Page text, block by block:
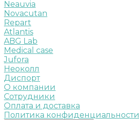
Neauvia
Novacutan
Repart
Atlantis
ABG Lab
Medical case
Jufora
Неоколл
Диспорт
О компании
Сотрудники
Оплата и доставка
Политика конфиденциальности